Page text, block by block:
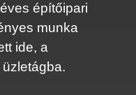
építőipari
munka
ide, a